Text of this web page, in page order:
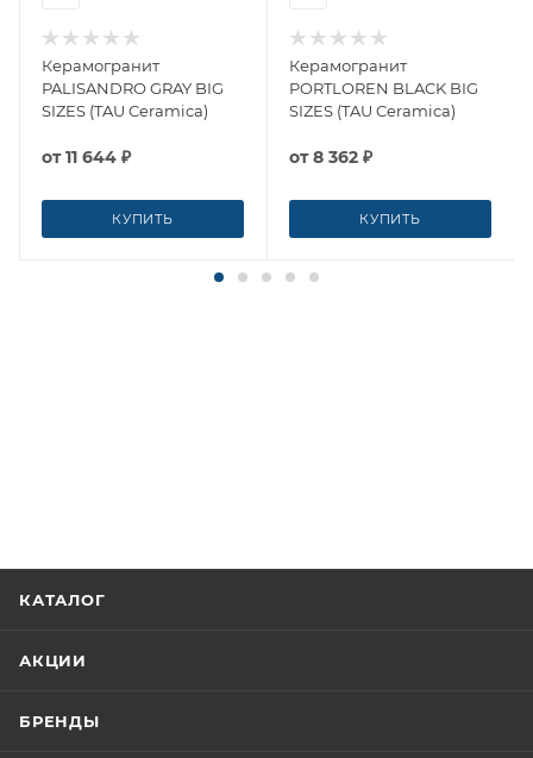
Керамогранит
PALISANDRO GRAY BIG
SIZES (TAU Ceramica)
от11 644 ₽
КУПИТЬ
Керамогранит
PORTLOREN BLACK BIG
SIZES (TAU Ceramica)
от8 362 ₽
КУПИТЬ
КАТАЛОГ
АКЦИИ
БРЕНДЫ